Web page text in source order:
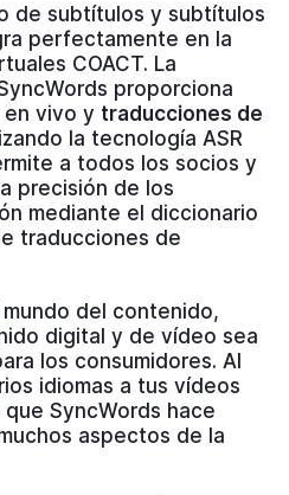
de subtítulos y subtítulos
perfectamente en la
COACT. La
proporciona
vivo y traducciones de
la tecnología ASR
a todos los socios y
precisión de los
mediante el diccionario
traducciones de
del contenido,
digital y de vídeo sea
los consumidores. Al
idiomas a tus vídeos
SyncWords hace
aspectos de la